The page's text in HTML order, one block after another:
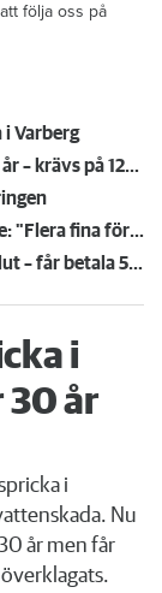
följa oss på
Varberg
Anmälde inte vattenskadat badrum på fem år – krävs på 125 000 kronor
Kompisdealen blev verklighet – 40 år senare: "Flera fina fördelar med att dela bostad"
Kvinna kapade lägenhet efter vräkningsbeslut – får betala 50 000
i
30 år
i
Nu
år men får